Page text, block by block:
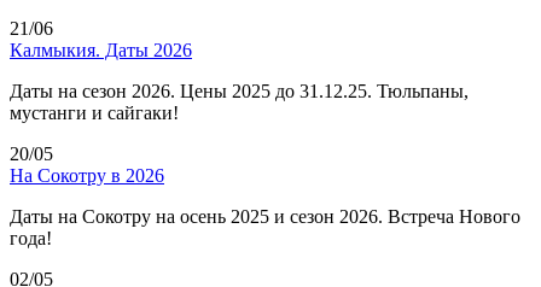
21/06
Калмыкия. Даты 2026
Даты на сезон 2026. Цены 2025 до 31.12.25. Тюльпаны,
мустанги и сайгаки!
20/05
На Сокотру в 2026
Даты на Сокотру на осень 2025 и сезон 2026. Встреча Нового
года!
02/05